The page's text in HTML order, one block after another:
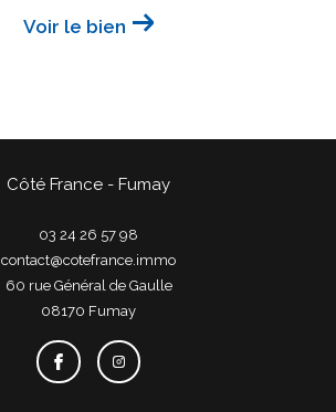
Voir le bien
Côté France - Fumay
03 24 26 57 98
contact@cotefrance.immo
60 rue Général de Gaulle
08170
fumay